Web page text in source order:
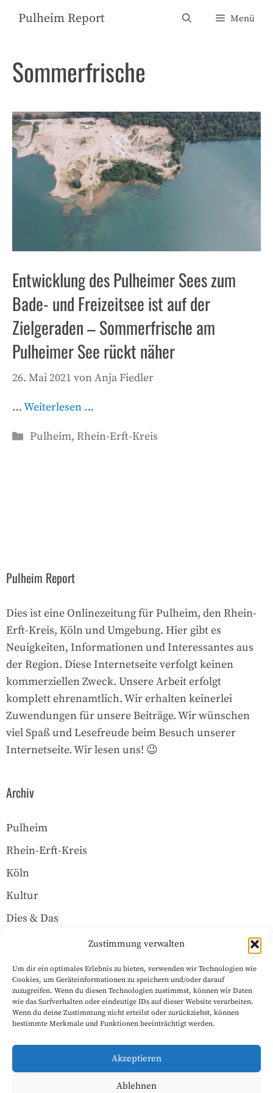
Zustimmung verwalten
Um dir ein optimales Erlebnis zu bieten, verwenden wir Technologien wie
Cookies, um Geräteinformationen zu speichern und/oder darauf
zuzugreifen. Wenn du diesen Technologien zustimmst, können wir Daten
wie das Surfverhalten oder eindeutige IDs auf dieser Website verarbeiten.
Wenn du deine Zustimmung nicht erteilst oder zurückziehst, können
bestimmte Merkmale und Funktionen beeinträchtigt werden.
Akzeptieren
Ablehnen
InhaltPulheim Report Menü
Sommerfrische
Entwicklung des Pulheimer Sees zum
Bade- und Freizeitsee ist auf der
Zielgeraden – Sommerfrische am
Pulheimer See rückt näher
26. Mai 2021 vonAnja Fiedler
…Weiterlesen …
Kategorien
Pulheim, Rhein-Erft-Kreis
Pulheim Report
Dies ist eine Onlinezeitung für Pulheim, den Rhein-
Erft-Kreis, Köln und Umgebung. Hier gibt es
Neuigkeiten, Informationen und Interessantes aus
der Region. Diese Internetseite verfolgt keinen
kommerziellen Zweck. Unsere Arbeit erfolgt
komplett ehrenamtlich. Wir erhalten keinerlei
Zuwendungen für unsere Beiträge. Wir wünschen
viel Spaß und Lesefreude beim Besuch unserer
Internetseite. Wir lesen uns! 😉
Archiv
Pulheim
Rhein-Erft-Kreis
Köln
Kultur
Dies & Das
Rechtliches
Datenschutzerklärung
Impressum
Cookie-Richtlinie (EU)